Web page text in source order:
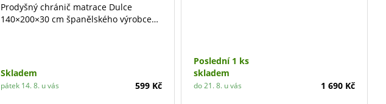
Prodyšný chránič matrace Dulce
140×200×30 cm španělského výrobce
mikrovláknu a polyuretanovému zátěru
je lehký, voděodolný a zároveň
příjemný na dotek.
Skladem
pátek 14. 8. u vás 599 Kč
Poslední 1 ks
skladem
do 21. 8. u vás 1 690 Kč